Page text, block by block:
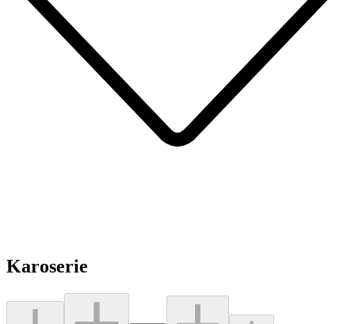
Karoserie